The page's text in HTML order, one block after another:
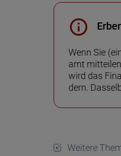
Wenn Sie
amt
wird das
dern.
Weitere